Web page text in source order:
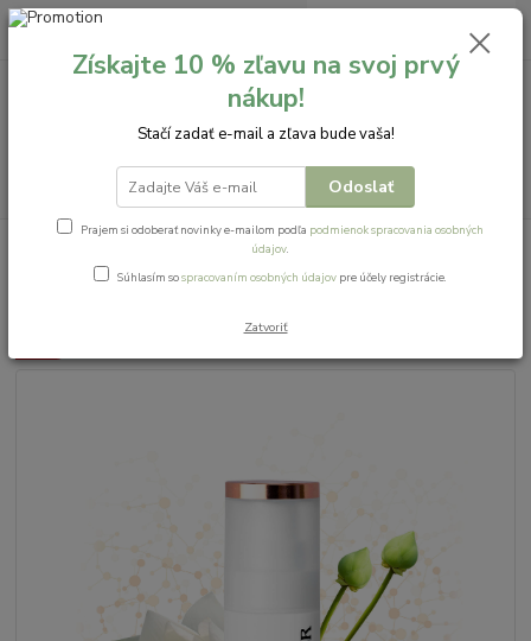
+421 911 621 828 0,00 EUR
BIODYNAMIC OČNÝ KRÉM 15ml
BIODYNAMIC OČNÝ KRÉM 15ml
Získajte 10 % zľavu na svoj prvý
nákup!
Stačí zadať e-mail a zľava bude vaša!
Odoslať
Prajem si odoberať novinky e-mailom podľa podmienok spracovania osobných
údajov.
Súhlasím sospracovaním osobných údajov pre účely registrácie.
Zatvoriť